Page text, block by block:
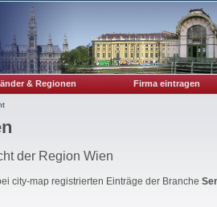
& Regionen Firma eintragen
der Region Wien
city-map registrierten Einträge der Branche